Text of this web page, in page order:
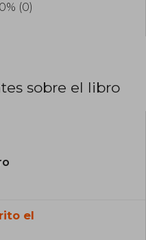
0% (0)
sobre el libro
el